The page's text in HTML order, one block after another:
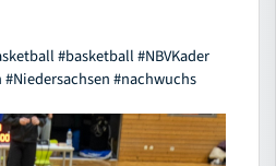
#basketball#NBVKader
#Niedersachsen#nachwuchs